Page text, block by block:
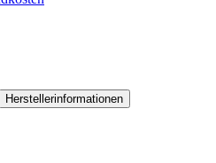
Herstellerinformationen